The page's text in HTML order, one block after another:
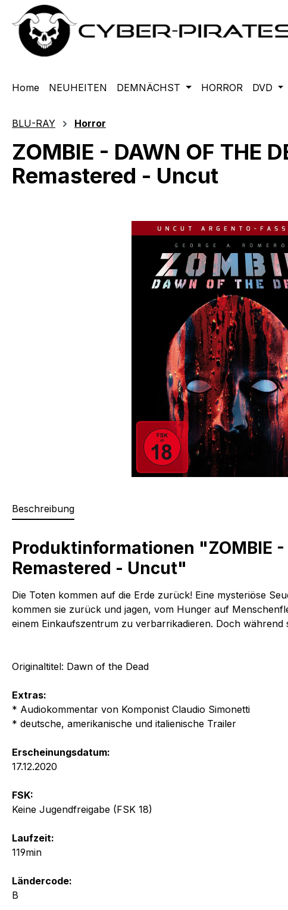
Hauptinhalt springen
Zur Suche springen
Zur Hauptnavigation springen
Home NEUHEITEN DEMNÄCHST HORROR DVD
BLU-RAY Horror
ZOMBIE - DAWN OF THE
Remastered - Uncut
Beschreibung
Produktinformationen "ZOMBIE -
Remastered - Uncut"
Die Toten kommen auf die Erde zurück! Eine mysteriöse
kommen sie zurück und jagen, vom Hunger auf
einem Einkaufszentrum zu verbarrikadieren. Doch
Originaltitel: Dawn of the Dead
Extras:
* Audiokommentar von Komponist Claudio Simonetti
* deutsche, amerikanische und italienische Trailer
Erscheinungsdatum:
17.12.2020
FSK:
Keine Jugendfreigabe (FSK 18)
Laufzeit:
119min
Ländercode:
B